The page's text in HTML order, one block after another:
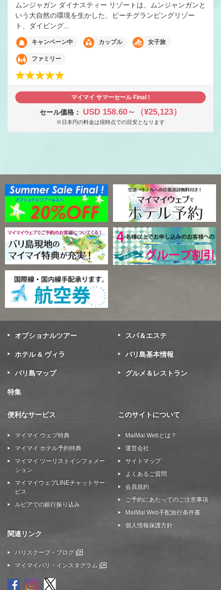
ムンジャガン ダイナスティー リゾートは、ムンジャンガンと
いう大自然の環境を生かした、ビーチグランピングリゾー
ト、ダイビング...
キャンペーン中 カップル 女子旅
ファミリー
マイマイ サマーセール Final !
セール価格： USD 158.60～（¥25,123）
※日本円の料金は現時点での目安となります
オプショナルツアー スパ＆エステ
ホテル & ヴィラ バリ島基本情報
バリ島マップ グルメ＆レストラン
特集
便利なサービス
マイマイ ウェブ特典
マイマイ ホテル予約特典
マイマイ ツーリストインフォメー
ション
マイマイウェブLINEチャットサー
ビス
ルピアでの銀行振り込み
このサイトについて
MaiMai Webとは？
運営会社
サイトマップ
よくあるご質問
会員規約
ご予約にあたってのご注意事項
MaiMai Web手配旅行条件書
個人情報保護方針
関連リンク
バリスクープ・ブログ
マイマイバリ・インスタグラム